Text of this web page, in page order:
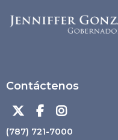
Contáctenos
  
(787) 721-7000